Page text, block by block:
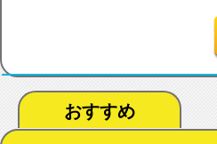
おすすめ